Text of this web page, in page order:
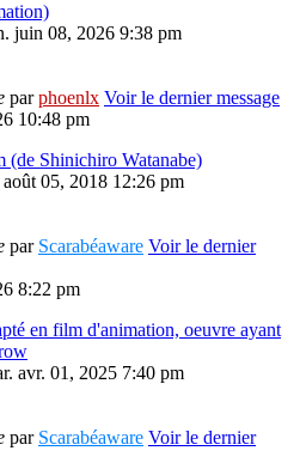
juin 08, 2026 9:38 pm
parphoenlx Voir le dernier message
10:48 pm
Shinichiro Watanabe)
05, 2018 12:26 pm
par Scarabéaware Voir le dernier
8:22 pm
en film d'animation, oeuvre ayant
avr. 01, 2025 7:40 pm
par Scarabéaware Voir le dernier